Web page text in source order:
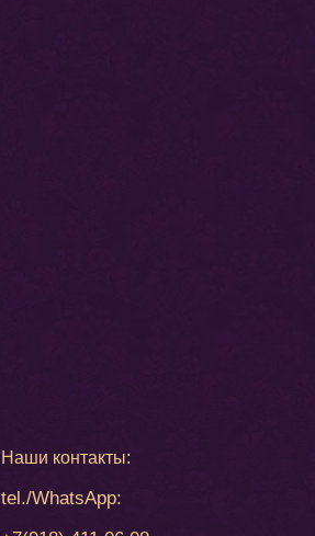
Наши контакты:
tel./WhatsApp: